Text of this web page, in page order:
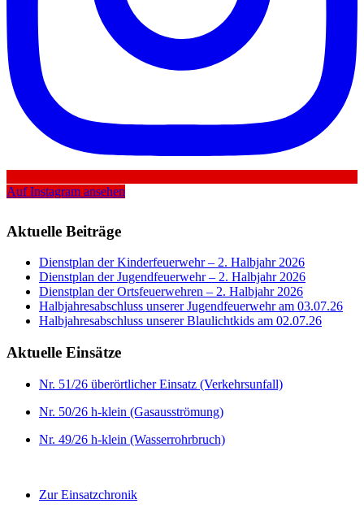
Auf Instagram ansehen
Aktuelle Beiträge
Dienstplan der Kinderfeuerwehr – 2. Halbjahr 2026
Dienstplan der Jugendfeuerwehr – 2. Halbjahr 2026
Dienstplan der Ortsfeuerwehren – 2. Halbjahr 2026
Halbjahresabschluss unserer Jugendfeuerwehr am 03.07.26
Halbjahresabschluss unserer Blaulichtkids am 02.07.26
Aktuelle Einsätze
Nr. 51/26 überörtlicher Einsatz (Verkehrsunfall)
Nr. 50/26 h-klein (Gasausströmung)
Nr. 49/26 h-klein (Wasserrohrbruch)
Zur Einsatzchronik